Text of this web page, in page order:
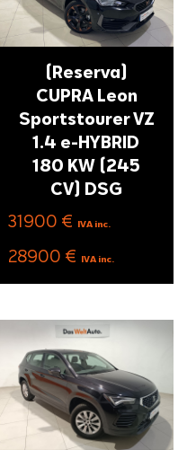
(Reserva)
CUPRA Leon
Sportstourer VZ
1.4 e-HYBRID
180 KW (245
CV) DSG
31900 € IVA inc.
28900 € IVA inc.